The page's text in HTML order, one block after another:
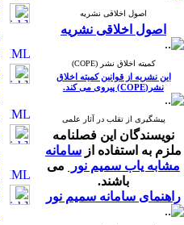
اصول اخلاقی نشریه
اصول اخلاقی نشریه
کمیته اخلاق نشر (COPE)
این نشریه از قوانین کمیته اخلاق
نشر(COPE) پیروی می کند.
پیشگیری از تقلب در آثار علمی
نویسندگان این فصلنامه
ملزم به استفاده از سامانه
مشابه یاب سمیم نور
می
باشند.
راهنمای سامانه سمیم نور